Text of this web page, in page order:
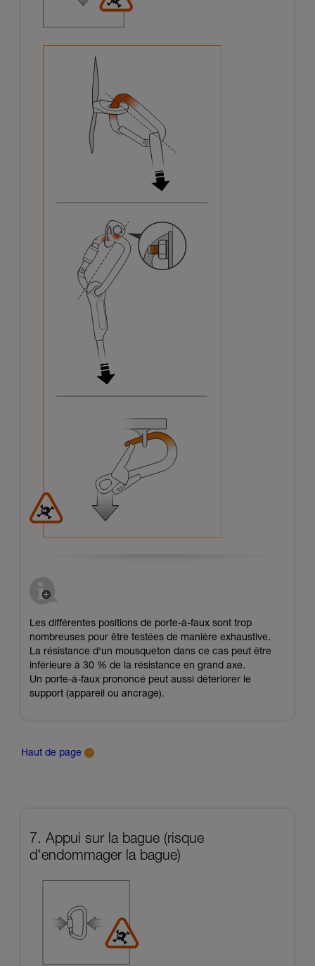
Les différentes positions de porte-à-faux sont trop
nombreuses pour être testées de manière exhaustive.
La résistance d'un mousqueton dans ce cas peut être
inférieure à 30 % de la résistance en grand axe.
Un porte-à-faux prononcé peut aussi détériorer le
support (appareil ou ancrage).
Haut de page
7. Appui sur la bague (risque
d'endommager la bague)